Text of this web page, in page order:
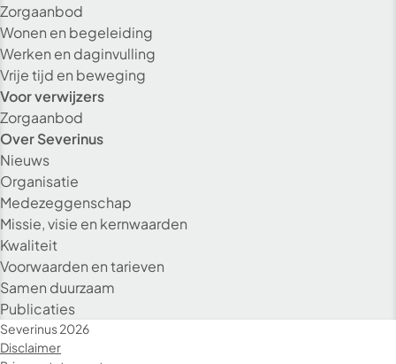
Zorgaanbod
Wonen en begeleiding
Werken en daginvulling
Vrije tijd en beweging
Voor verwijzers
Zorgaanbod
Over Severinus
Nieuws
Organisatie
Medezeggenschap
Missie, visie en kernwaarden
Kwaliteit
Voorwaarden en tarieven
Samen duurzaam
Publicaties
Severinus 2026
Disclaimer